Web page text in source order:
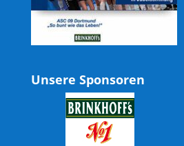
Unsere Sponsoren